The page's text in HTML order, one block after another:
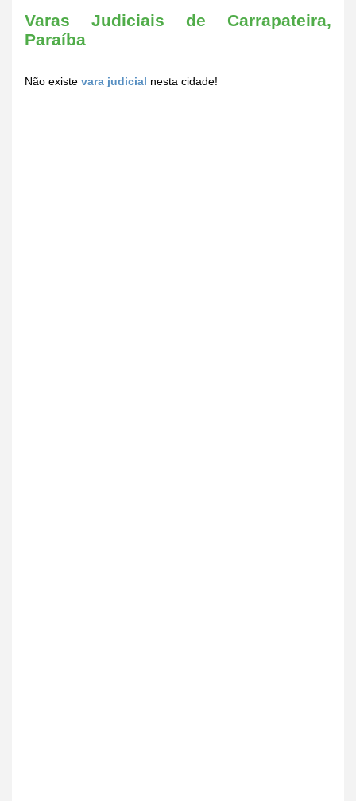
Varas Judiciais de Carrapateira,
Paraíba
Não existe vara judicial nesta cidade!